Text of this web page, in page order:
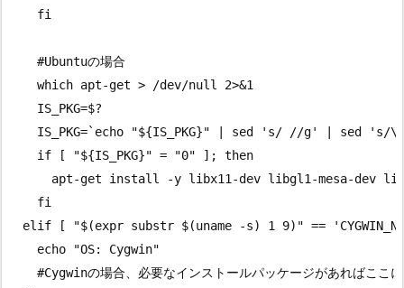
    fi
    #Ubuntuの場合
    which apt-get > /dev/null 2>&1
    IS_PKG=$?
IS_PKG=`echo "${IS_PKG}" | sed 's/ //g' | sed 's/
    if [ "${IS_PKG}" = "0" ]; then
apt-get install -y libx11-dev libgl1-mesa-dev
    fi
elif [ "$(expr substr $(uname -s) 1 9)" ==
    echo "OS: Cygwin"
#Cygwinの場合、必要なインストールパッケージがあればここ